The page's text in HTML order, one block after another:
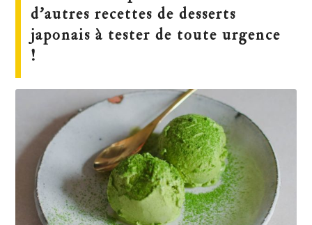
d’autres recettes de desserts
japonais à tester de toute urgence
!